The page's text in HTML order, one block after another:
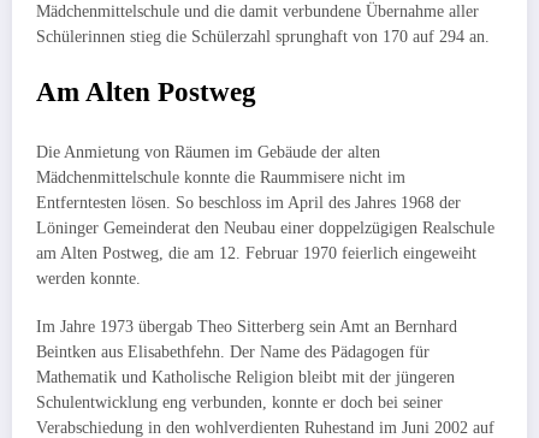
Mädchenmittelschule und die damit ver­bundene Übernahme aller
Schülerinnen stieg die Schülerzahl sprunghaft von 170 auf 294 an.
Am Alten Postweg
Die Anmietung von Räumen im Gebäude der alten
Mädchenmittelschule konnte die Raummisere nicht im
Entferntesten lösen. So beschloss im April des Jahres 1968 der
Löninger Gemeinderat den Neubau einer doppelzügigen Real­schule
am Alten Postweg, die am 12. Februar 1970 feierlich eingeweiht
werden konnte.
Im Jahre 1973 übergab Theo Sitterberg sein Amt an Bernhard
Beintken aus Elisabethfehn. Der Name des Pädagogen für
Mathematik und Katholische Religion bleibt mit der jüngeren
Schulentwicklung eng verbunden, konnte er doch bei seiner
Verabschiedung in den wohlverdienten Ruhestand im Juni 2002 auf